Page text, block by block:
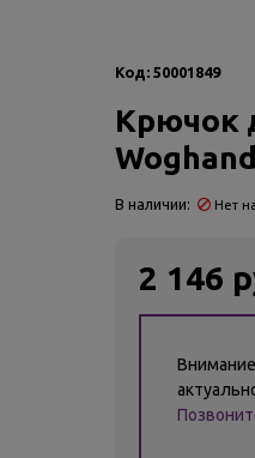
Код: 50001849
Крючок
В наличии: Нет
2 146